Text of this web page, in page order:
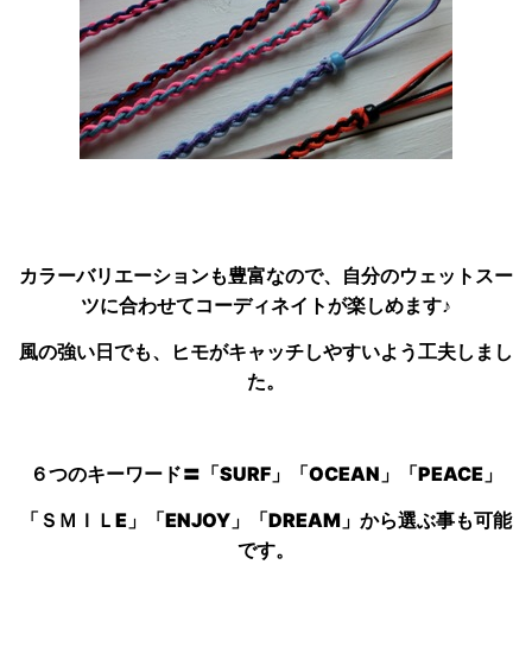
カラーバリエーションも豊富なので、自分のウェットスー
ツに合わせてコーディネイトが楽しめます♪
風の強い日でも、ヒモがキャッチしやすいよう工夫しまし
た。
６つのキーワード〓「SURF」「OCEAN」
「PEACE」
「ＳＭＩＬE」「ENJOY」「DREAM」から選ぶ事も可能
です。